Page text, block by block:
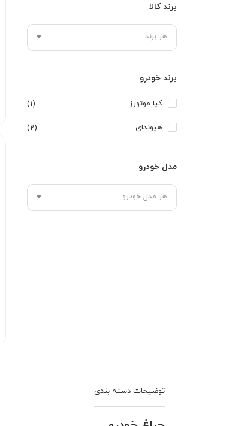
برند کالا
هر برند
برند خودرو
کیا موتورز (1)
هیوندای (2)
مدل خودرو
هر مدل خودرو